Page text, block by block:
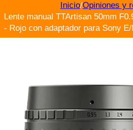
Inicio/Opiniones y
Lente manual TTArtisan 50mm
- Rojo con adaptador para Sony